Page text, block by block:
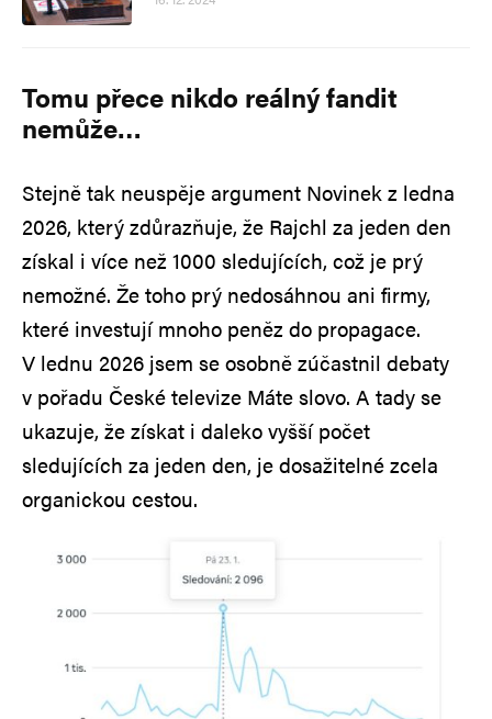
Tomu přece nikdo reálný fandit
nemůže…
Stejně tak neuspěje argument Novinek z ledna
2026, který zdůrazňuje, že Rajchl za jeden den
získal i více než 1000 sledujících, což je prý
nemožné. Že toho prý nedosáhnou ani firmy,
které investují mnoho peněz do propagace.
V lednu 2026 jsem se osobně zúčastnil debaty
v pořadu České televize Máte slovo. A tady se
ukazuje, že získat i daleko vyšší počet
sledujících za jeden den, je dosažitelné zcela
organickou cestou.